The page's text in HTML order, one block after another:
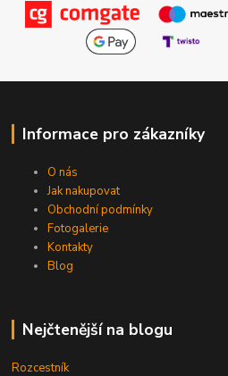
Informace pro zákazníky
O nás
Jak nakupovat
Obchodní podmínky
Fotogalerie
Kontakty
Blog
Nejčtenější na blogu
Rozcestník